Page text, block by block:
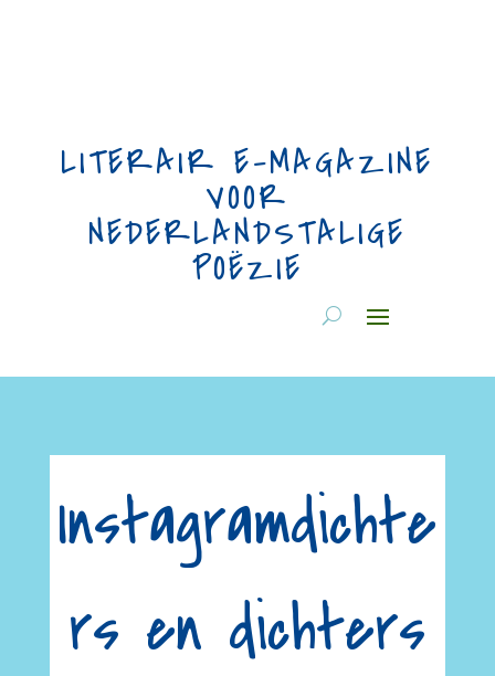
LITERAIR E-MAGAZINE
VOOR
NEDERLANDSTALIGE
POËZIE
Instagramdichte
rs en dichters